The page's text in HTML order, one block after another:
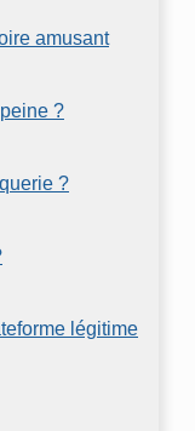
amusant
?
?
légitime